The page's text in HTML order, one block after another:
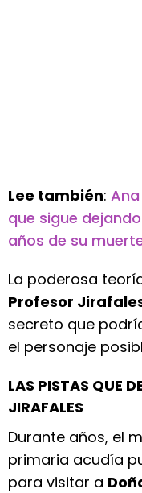
Lee también:
que sigue
años de su
La poderosa
Profesor
secreto que
el personaje
LAS PISTAS QUE
JIRAFALES
Durante años, el
primaria acudía
para visitar a